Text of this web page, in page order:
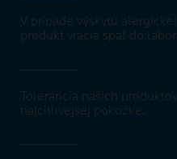
V prípade výskytu
produkt vracia späť do
Tolerancia našich
najcitlivejšej pokožke.